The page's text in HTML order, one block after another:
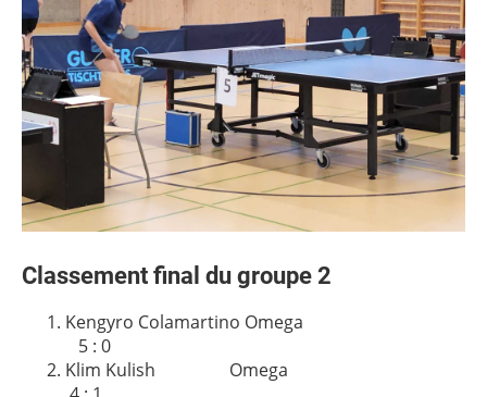
Classement final du groupe 2
Kengyro Colamartino Omega
5 : 0
Klim Kulish Omega